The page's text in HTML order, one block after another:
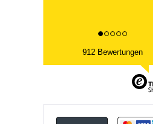
912 Bewertungen